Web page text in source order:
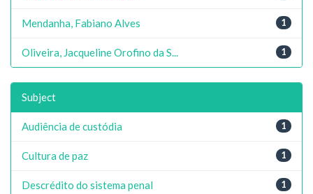
1
Mendanha, Fabiano Alves
1
Oliveira, Jacqueline Orofino da S...
Subject
1
Audiência de custódia
1
Cultura de paz
1
Descrédito do sistema penal